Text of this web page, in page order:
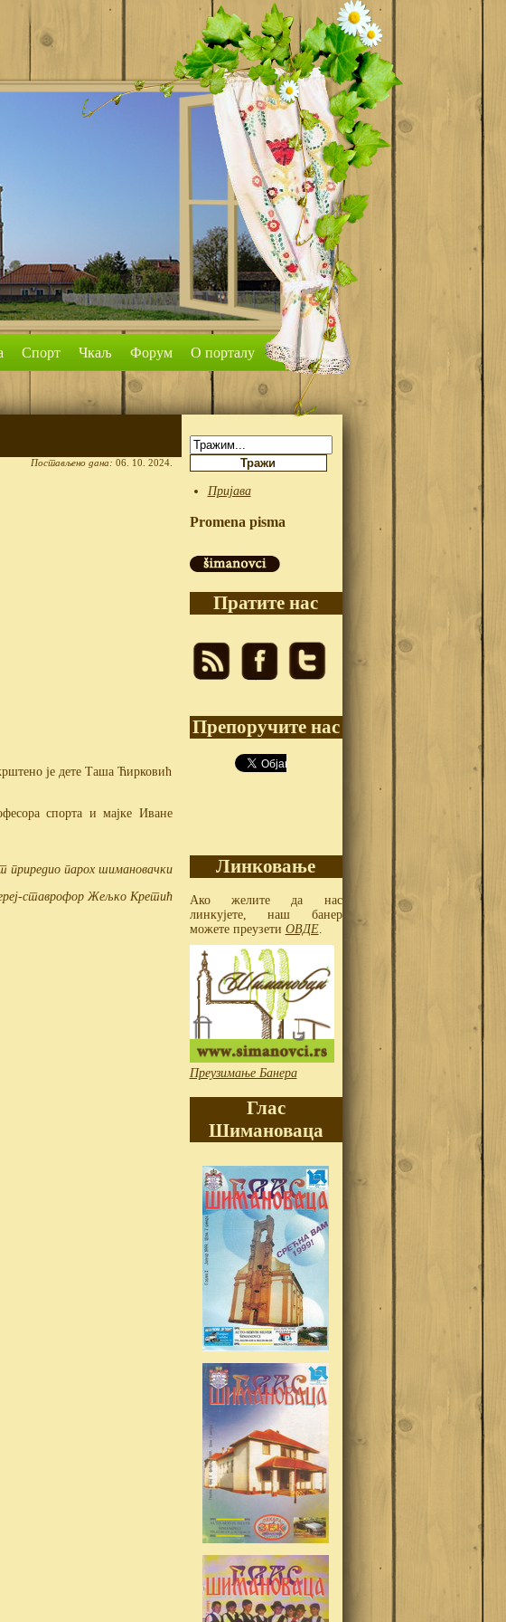
Спорт Чкаљ Форум О порталу
Постављено дана: 06. 10. 2024.
је дете Таша Ћирковић
спорта и мајке Иване
приредио парох шимановачки
ставрофор Жељко Кретић
Пријава
Promena pisma
Пратите нас
Препоручите нас
Линковање
Ако желите да нас
линкујете, наш банер
можете преузети ОВДЕ.
Преузимање Банера
Глас
Шимановаца